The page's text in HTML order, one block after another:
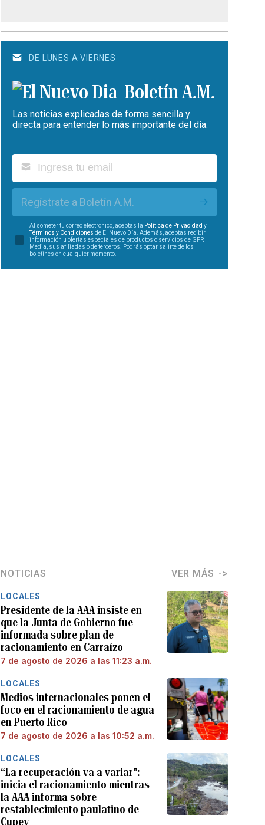
DE LUNES A VIERNES
Boletín A.M.
Las noticias explicadas de forma sencilla y
directa para entender lo más importante del día.
Regístrate a Boletín A.M.
Al someter tu correo electrónico, aceptas la Política de Privacidad y
Términos y Condiciones de El Nuevo Día. Además, aceptas recibir
información u ofertas especiales de productos o servicios de GFR
Media, sus afiliadas o de terceros. Podrás optar salirte de los
boletines en cualquier momento.
NOTICIAS VER MÁS
LOCALES
Presidente de la AAA insiste en
que la Junta de Gobierno fue
informada sobre plan de
racionamiento en Carraízo
7 de agosto de 2026 a las 11:23 a.m.
LOCALES
Medios internacionales ponen el
foco en el racionamiento de agua
en Puerto Rico
7 de agosto de 2026 a las 10:52 a.m.
LOCALES
“La recuperación va a variar”:
inicia el racionamiento mientras
la AAA informa sobre
restablecimiento paulatino de
Cupey